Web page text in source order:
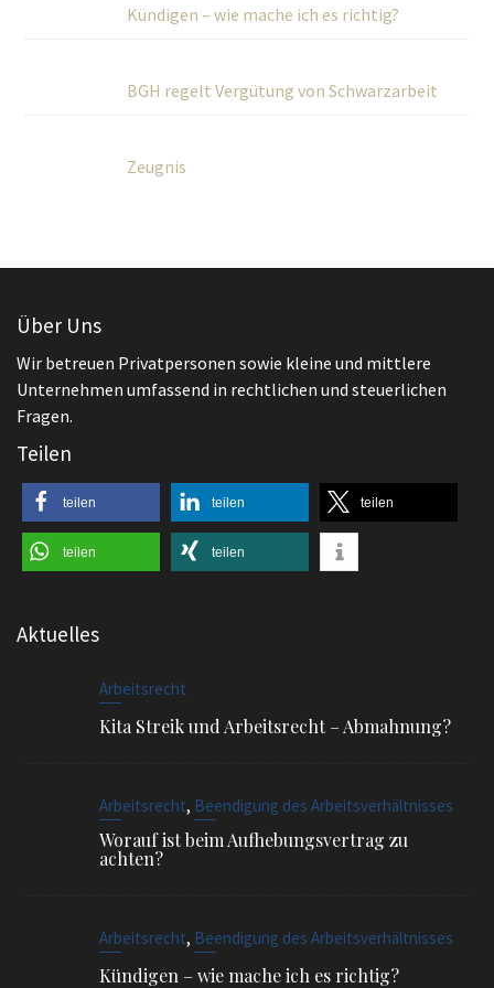
Kündigen – wie mache ich es richtig?
BGH regelt Vergütung von Schwarzarbeit
Zeugnis
Über Uns
Wir betreuen Privatpersonen sowie kleine und mittlere
Unternehmen umfassend in rechtlichen und steuerlichen
Fragen.
Teilen
teilen teilen teilen
teilen teilen
Aktuelles
Arbeitsrecht
Kita Streik und Arbeitsrecht – Abmahnung?
Arbeitsrecht, Beendigung des Arbeitsverhältnisses
Worauf ist beim Aufhebungsvertrag zu
achten?
Arbeitsrecht, Beendigung des Arbeitsverhältnisses
Kündigen – wie mache ich es richtig?